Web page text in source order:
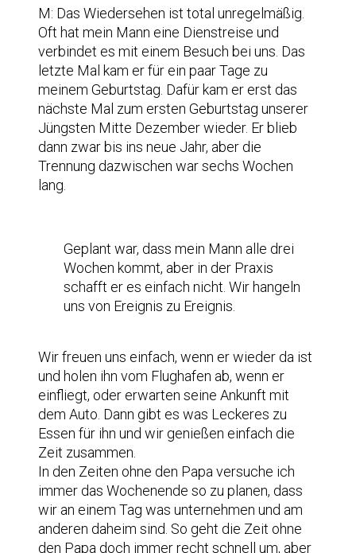
M: Das Wiedersehen ist total unregelmäßig.
Oft hat mein Mann eine Dienstreise und
verbindet es mit einem Besuch bei uns. Das
letzte Mal kam er für ein paar Tage zu
meinem Geburtstag. Dafür kam er erst das
nächste Mal zum ersten Geburtstag unserer
Jüngsten Mitte Dezember wieder. Er blieb
dann zwar bis ins neue Jahr, aber die
Trennung dazwischen war sechs Wochen
lang.
Geplant war, dass mein Mann alle drei
Wochen kommt, aber in der Praxis
schafft er es einfach nicht. Wir hangeln
uns von Ereignis zu Ereignis.
Wir freuen uns einfach, wenn er wieder da ist
und holen ihn vom Flughafen ab, wenn er
einfliegt, oder erwarten seine Ankunft mit
dem Auto. Dann gibt es was Leckeres zu
Essen für ihn und wir genießen einfach die
Zeit zusammen.
In den Zeiten ohne den Papa versuche ich
immer das Wochenende so zu planen, dass
wir an einem Tag was unternehmen und am
anderen daheim sind. So geht die Zeit ohne
den Papa doch immer recht schnell um, aber